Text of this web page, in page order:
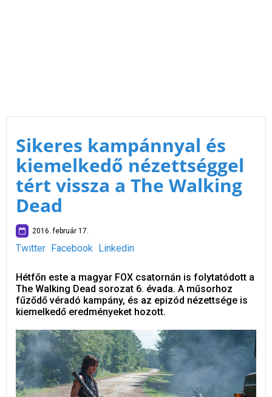
Sikeres kampánnyal és
kiemelkedő nézettséggel
tért vissza a The Walking
Dead
2016. február 17.
Twitter Facebook Linkedin
Hétfőn este a magyar FOX csatornán is folytatódott a
The Walking Dead sorozat 6. évada. A műsorhoz
fűződő véradó kampány, és az epizód nézettsége is
kiemelkedő eredményeket hozott.